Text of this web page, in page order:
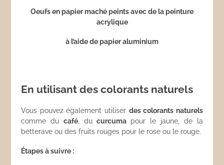
Oeufs en papier maché peints avec de la peinture
acrylique
à l’aide de papier aluminium
En utilisant des colorants naturels
Vous pouvez également utiliser des colorants naturels
comme ducafé , ducurcumapour le jaune, de la
betterave ou des fruits rouges pour le rose ou le rouge.
Étapes à suivre :